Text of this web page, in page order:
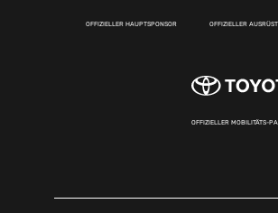
OFFIZIELLER HAUPTSPONSOR OFFIZIELLER
OFFIZIELLER MOBILITÄTS-